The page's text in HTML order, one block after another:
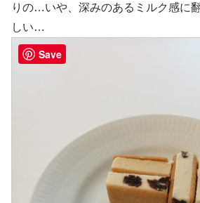
りの…いや、深みのあるミルク感に
しい…
Save